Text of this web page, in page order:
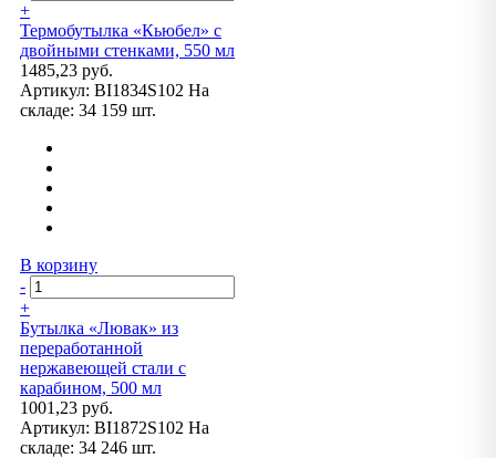
+
Термобутылка «Кьюбел» с
двойными стенками, 550 мл
1485,23 руб.
Артикул: BI1834S102 На
складе: 34 159 шт.
В корзину
-
+
Бутылка «Лювак» из
переработанной
нержавеющей стали с
карабином, 500 мл
1001,23 руб.
Артикул: BI1872S102 На
складе: 34 246 шт.